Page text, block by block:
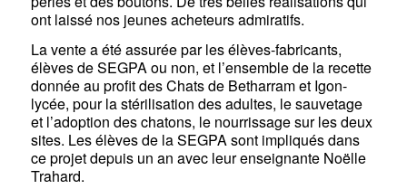
ont laissé nos jeunes acheteurs admiratifs.
La vente a été assurée par les élèves-fabricants,
élèves de SEGPA ou non, et l’ensemble de la recette
donnée au profit des Chats de Betharram et Igon-
lycée, pour la stérilisation des adultes, le sauvetage
et l’adoption des chatons, le nourrissage sur les deux
sites. Les élèves de la SEGPA sont impliqués dans
ce projet depuis un an avec leur enseignante Noëlle
Trahard.